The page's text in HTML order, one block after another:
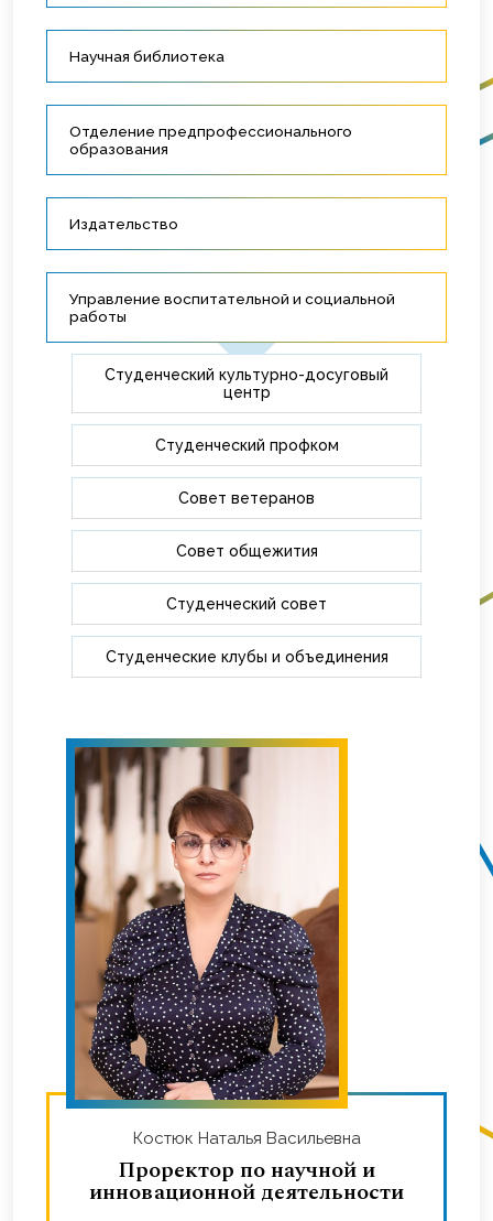
Научная библиотека
Отделение предпрофессионального
образования
Издательство
Управление воспитательной и социальной
работы
Студенческий культурно-досуговый
центр
Студенческий профком
Совет ветеранов
Совет общежития
Студенческий совет
Студенческие клубы и объединения
Костюк Наталья Васильевна
Проректор по научной и
инновационной деятельности